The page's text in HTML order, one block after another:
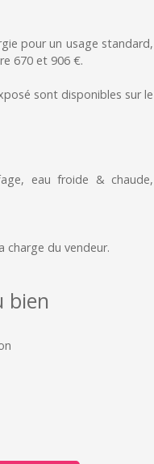
pour un usage standard,
670 et 906 €.
sont disponibles sur le
eau froide & chaude,
charge du vendeur.
bien